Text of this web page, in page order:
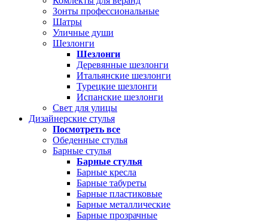
Зонты профессиональные
Шатры
Уличные души
Шезлонги
Шезлонги
Деревянные шезлонги
Итальянские шезлонги
Турецкие шезлонги
Испанские шезлонги
Свет для улицы
Дизайнерские стулья
Посмотреть все
Обеденные стулья
Барные стулья
Барные стулья
Барные кресла
Барные табуреты
Барные пластиковые
Барные металлические
Барные прозрачные